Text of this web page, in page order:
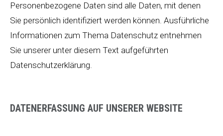
Personenbezogene Daten sind alle Daten, mit denen
Sie persönlich identifiziert werden können. Ausführliche
Informationen zum Thema Datenschutz entnehmen
Sie unserer unter diesem Text aufgeführten
Datenschutzerklärung.
DATENERFASSUNG AUF UNSERER WEBSITE